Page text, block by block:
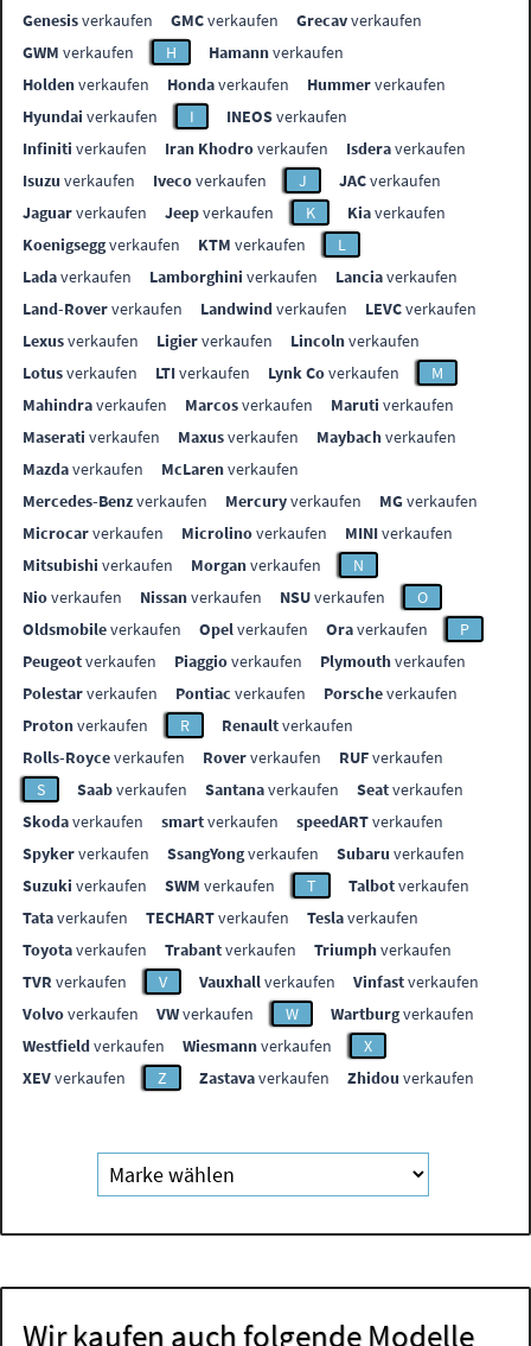
Genesisverkaufen GMCverkaufen Grecavverkaufen
GWM verkaufen H Hamannverkaufen
Holdenverkaufen Hondaverkaufen Hummerverkaufen
Hyundai verkaufen I INEOSverkaufen
Infiniti verkaufen Iran Khodroverkaufen Isderaverkaufen
Isuzu verkaufen Ivecoverkaufen J JACverkaufen
Jaguarverkaufen Jeepverkaufen K Kiaverkaufen
Koenigseggverkaufen KTM verkaufen
L
Ladaverkaufen Lamborghini verkaufen Lanciaverkaufen
Land-Roververkaufen Landwindverkaufen LEVCverkaufen
Lexusverkaufen Ligierverkaufen Lincolnverkaufen
Lotusverkaufen LTIverkaufen Lynk Coverkaufen
M
Mahindraverkaufen Marcosverkaufen Maruti verkaufen
Maserati verkaufen Maxusverkaufen Maybachverkaufen
Mazdaverkaufen McLarenverkaufen
Mercedes-Benzverkaufen Mercuryverkaufen MGverkaufen
Microcarverkaufen Microlinoverkaufen MINIverkaufen
Mitsubishi verkaufen Morganverkaufen
N
Nioverkaufen Nissanverkaufen NSUverkaufen
O
Oldsmobileverkaufen Opelverkaufen Oraverkaufen
P
Peugeotverkaufen Piaggioverkaufen Plymouthverkaufen
Polestarverkaufen Pontiac verkaufen Porscheverkaufen
Protonverkaufen R Renaultverkaufen
Rolls-Royceverkaufen Roververkaufen RUFverkaufen
S
Saabverkaufen Santanaverkaufen Seatverkaufen
Skodaverkaufen smartverkaufen speedARTverkaufen
Spykerverkaufen SsangYongverkaufen Subaru verkaufen
Suzuki verkaufen SWM verkaufen T Talbotverkaufen
Tataverkaufen TECHARTverkaufen Teslaverkaufen
Toyotaverkaufen Trabantverkaufen Triumphverkaufen
TVR verkaufen V Vauxhallverkaufen Vinfastverkaufen
Volvoverkaufen VWverkaufen W Wartburgverkaufen
Westfieldverkaufen Wiesmannverkaufen
X
XEVverkaufen Z Zastavaverkaufen Zhidou verkaufen
Wir kaufen auch folgende Modelle